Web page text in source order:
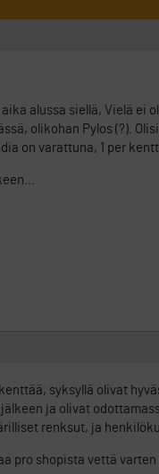
alussa siellä, Vielä
olikohan Pylos (?).
on varattuna, 1 per
syksyllä olivat
ja olivat
renksut, ja
pro shopista vettä